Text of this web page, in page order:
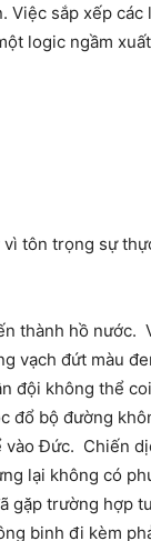
Việc sắp xếp các
logic ngầm
vì tôn trọng sự
thành hồ nước.
vạch đứt màu
đội không thể
đổ bộ đường
vào Đức. Chiến
lại không có
gặp trường hợp
binh đi kèm